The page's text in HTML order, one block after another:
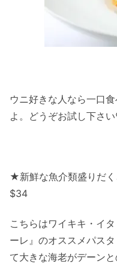
ウニ好きな人なら一口
よ。どうぞお試し下さ
★新鮮な魚介類盛りだ
$34
こちらはワイキキ・イ
ーレ』のオススメパス
て大きな海老がデーン